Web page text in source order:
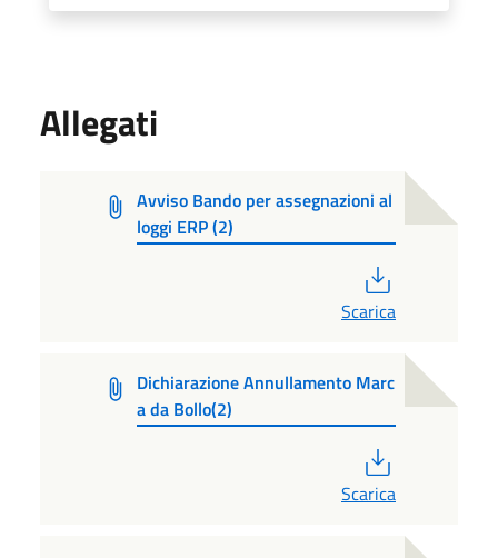
Allegati
Avviso Bando per assegnazioni al
loggi ERP (2)
Scarica
Dichiarazione Annullamento Marc
a da Bollo(2)
Scarica